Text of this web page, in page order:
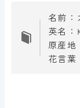
名前：
英名：
原産地
花言葉